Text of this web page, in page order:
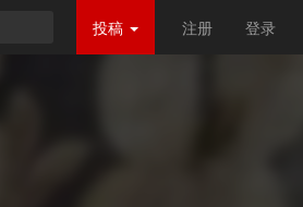
投稿 注册 登录